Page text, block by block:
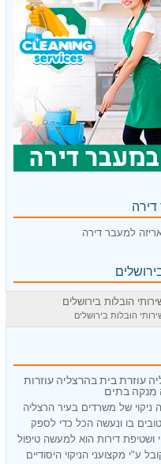
הובלות בירושלים
עוזרת בית בהרצליה עוזרות
מנקה בתים
ניקוי של משרדים בעיר הרצליה
בו ונעשה הכל כדי לספק
ושטיפת דירות הוא למעשה טיפול
ע"י מקצועני הניקוי היסודיים